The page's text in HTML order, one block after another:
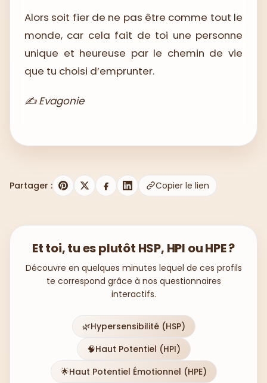
Alors soit fier de ne pas être comme tout le
monde, car cela fait de toi une personne
unique et heureuse par le chemin de vie
que tu choisi d’emprunter.
✍️ Evagonie
Partager : Copier le lien
Et toi, tu es plutôt HSP, HPI ou HPE ?
Découvre en quelques minutes lequel de ces profils
te correspond grâce à nos questionnaires
interactifs.
🌿Hypersensibilité (HSP)
🧠Haut Potentiel (HPI)
🌟Haut Potentiel Émotionnel (HPE)